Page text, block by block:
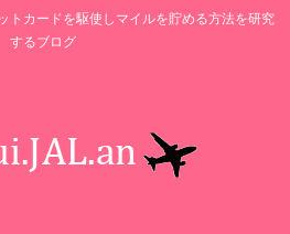
トカードを駆使しマイルを貯める方法を研究
するブログ